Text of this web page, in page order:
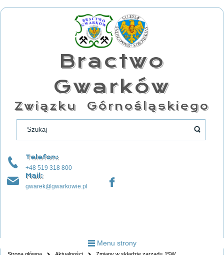
Bractwo
Gwarków
Związku Górnośląskiego
Telefon:
+48 519 318 800
Mail:
gwarek@gwarkowie.pl
Menu strony